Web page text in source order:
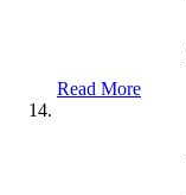
Read More